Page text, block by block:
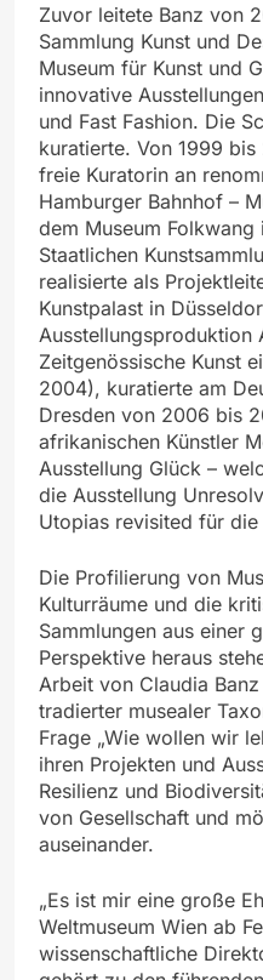
Zuvor leitete Banz von
Sammlung Kunst und
Museum für Kunst und
innovative
und Fast Fashion. Die
kuratierte. Von 1999 bis
freie Kuratorin an
Hamburger Bahnhof –
dem Museum Folkwang
Staatlichen
realisierte als
Kunstpalast in
Ausstellungsproduktion
Zeitgenössische Kunst
2004), kuratierte am
Dresden von 2006 bis
afrikanischen Künstler
Ausstellung Glück –
die Ausstellung
Utopias revisited für
Die Profilierung von
Kulturräume und die
Sammlungen aus einer
Perspektive heraus
Arbeit von Claudia
tradierter musealer
Frage „Wie wollen wir
ihren Projekten und
Resilienz und
von Gesellschaft und
auseinander.
„Es ist mir eine große
Weltmuseum Wien ab
wissenschaftliche